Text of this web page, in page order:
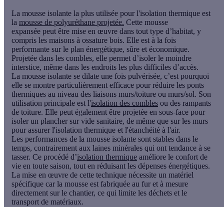
La mousse isolante la plus utilisée pour l'isolation thermique est
la mousse de polyuréthane projetée. Cette mousse
expansée peut être mise en œuvre dans tout type d’habitat, y
compris les maisons à ossature bois. Elle est à la fois
performante sur le plan énergétique, sûre et économique.
Projetée dans les combles, elle permet d’isoler le moindre
interstice, même dans les endroits les plus difficiles d’accès.
La mousse isolante se dilate une fois pulvérisée, c’est pourquoi
elle se montre particulièrement efficace pour réduire les ponts
thermiques au niveau des liaisons murs/toiture ou murs/sol. Son
utilisation principale est l'isolation des combles ou des rampants
de toiture. Elle peut également être projetée en sous-face pour
isoler un plancher sur vide sanitaire, de même que sur les murs
pour assurer l'isolation thermique et l'étanchéité à l'air.
Les performances de la mousse isolante sont stables dans le
temps, contrairement aux laines minérales qui ont tendance à se
tasser. Ce procédé d’isolation thermique améliore le confort de
vie en toute saison, tout en réduisant les dépenses énergétiques.
La mise en œuvre de cette technique nécessite un matériel
spécifique car la mousse est fabriquée au fur et à mesure
directement sur le chantier, ce qui limite les déchets et le
transport de matériaux.